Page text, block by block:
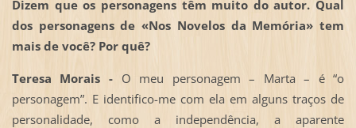
Dizem que os personagens têm muito do autor. Qual
dos personagens de «Nos Novelos da Memória» tem
mais de você? Por quê?
Teresa Morais - O meu personagem – Marta – é “o
personagem”. E identifico-me com ela em alguns traços de
personalidade, como a independência, a aparente